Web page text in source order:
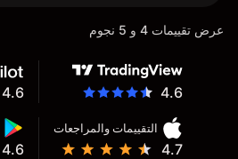
عرض تقييمات 4 و 5 نجوم
4.6
التقييمات والمراجعات
4.7
4.6
4.6